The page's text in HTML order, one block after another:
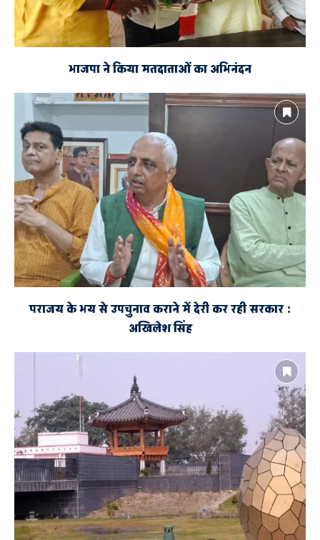
भाजपा ने किया मतदाताओं का अभिनंदन
पराजय के भय से उपचुनाव कराने में देरी कर रही सरकार :
अखिलेश सिंह